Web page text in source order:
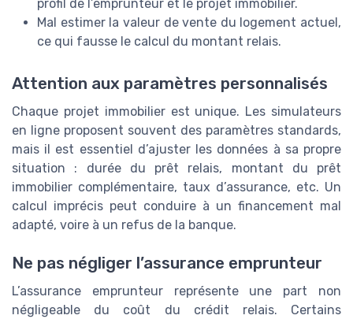
profil de l’emprunteur et le projet immobilier.
Mal estimer la valeur de vente du logement actuel,
ce qui fausse le calcul du montant relais.
Attention aux paramètres personnalisés
Chaque projet immobilier est unique. Les simulateurs
en ligne proposent souvent des paramètres standards,
mais il est essentiel d’ajuster les données à sa propre
situation : durée du prêt relais, montant du prêt
immobilier complémentaire, taux d’assurance, etc. Un
calcul imprécis peut conduire à un financement mal
adapté, voire à un refus de la banque.
Ne pas négliger l’assurance emprunteur
L’assurance emprunteur représente une part non
négligeable du coût du crédit relais. Certains